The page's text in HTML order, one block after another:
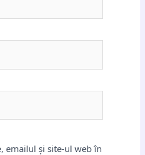
emailul și site-ul web în